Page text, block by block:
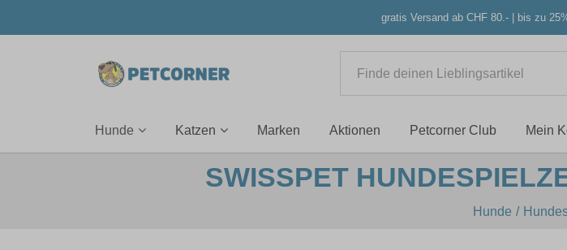
gratis Versand ab CHF 80.- | bis zu
Hunde Katzen Marken Aktionen Petcorner Club Mein
SWISSPET
Hunde